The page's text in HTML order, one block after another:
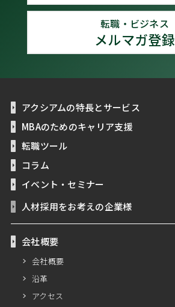
転職・ビジネス
メルマガ登録
アクシアムの特長とサービス
MBAのためのキャリア支援
転職ツール
コラム
イベント・セミナー
人材採用をお考えの企業様
会社概要
会社概要
沿革
アクセス